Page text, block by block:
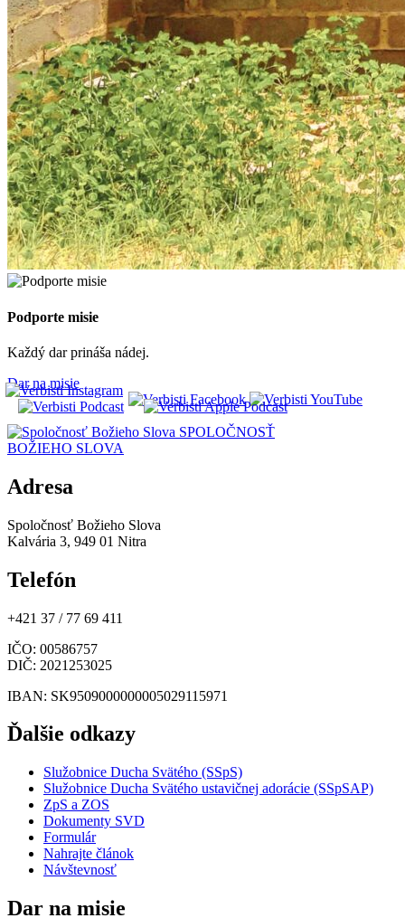
Podporte misie
Každý dar prináša nádej.
Dar na misie
SPOLOČNOSŤ
BOŽIEHO SLOVA
Adresa
Spoločnosť Božieho Slova
Kalvária 3, 949 01 Nitra
Telefón
+421 37 / 77 69 411
IČO: 00586757
DIČ: 2021253025
IBAN: SK9509000000005029115971
Ďalšie odkazy
Služobnice Ducha Svätého (SSpS)
Služobnice Ducha Svätého ustavičnej adorácie (SSpSAP)
ZpS a ZOS
Dokumenty SVD
Formulár
Nahrajte článok
Návštevnosť
Dar na misie